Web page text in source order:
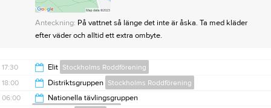
Anteckning: På vattnet så länge det inte är åska. Ta med kläder
efter väder och alltid ett extra ombyte.
17:30 Elit Stockholms Roddförening
20:00
18:00 Distriktsgruppen Stockholms Roddförening
06:00
Nationella tävlingsgruppen